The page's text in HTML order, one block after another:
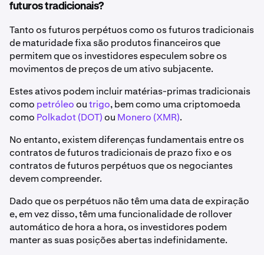
futuros tradicionais?
Tanto os futuros perpétuos como os futuros tradicionais
de maturidade fixa são produtos financeiros que
permitem que os investidores especulem sobre os
movimentos de preços de um ativo subjacente.
Estes ativos podem incluir matérias-primas tradicionais
como petróleooutrigo, bem como uma criptomoeda
como Polkadot (DOT)ou Monero (XMR).
No entanto, existem diferenças fundamentais entre os
contratos de futuros tradicionais de prazo fixo e os
contratos de futuros perpétuos que os negociantes
devem compreender.
Dado que os perpétuos não têm uma data de expiração
e, em vez disso, têm uma funcionalidade de rollover
automático de hora a hora, os investidores podem
manter as suas posições abertas indefinidamente.